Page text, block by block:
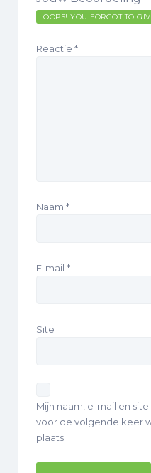
OOPS! YOU FORGOT TO
Reactie *
Naam *
E-mail *
Site
Mijn naam, e-mail en
voor de volgende keer
plaats.